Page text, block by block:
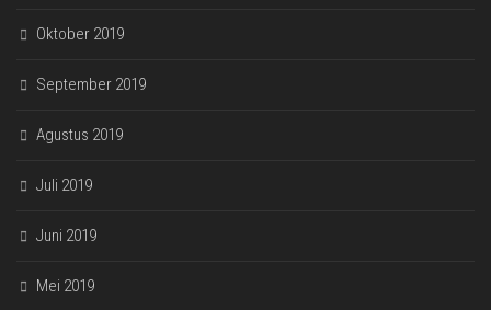
Oktober 2019
September 2019
Agustus 2019
Juli 2019
Juni 2019
Mei 2019